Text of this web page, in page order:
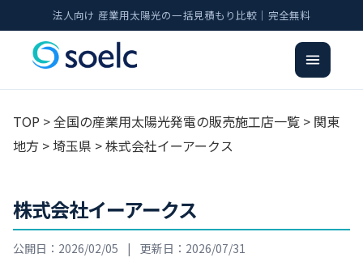
法人向け 産業用太陽光の一括見積もり比較｜完全無料
TOP >全国の産業用太陽光発電の販売施工店一覧 > 関東
地方 >埼玉県 > 株式会社イーアークス
株式会社イーアークス
公開日：2026/02/05 | 更新日：2026/07/31